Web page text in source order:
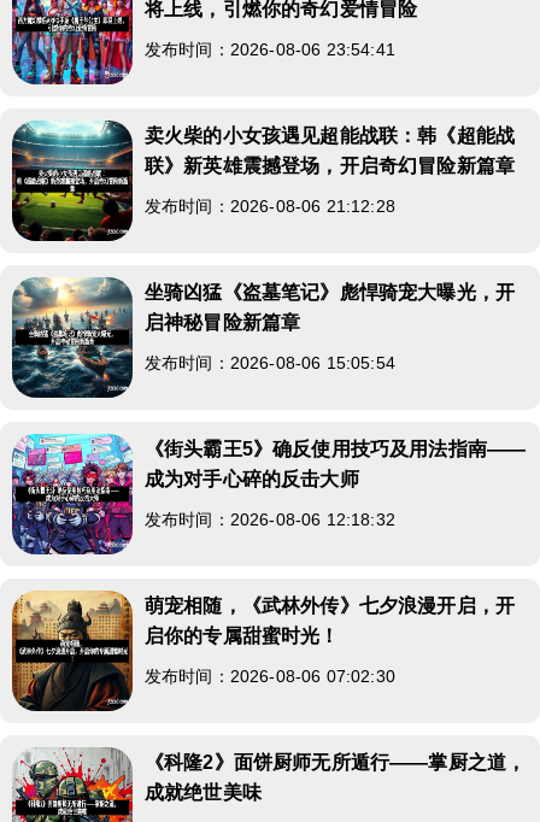
将上线，引燃你的奇幻爱情冒险
发布时间：2026-08-06 23:54:41
卖火柴的小女孩遇见超能战联：韩《超能战
联》新英雄震撼登场，开启奇幻冒险新篇章
发布时间：2026-08-06 21:12:28
坐骑凶猛《盗墓笔记》彪悍骑宠大曝光，开
启神秘冒险新篇章
发布时间：2026-08-06 15:05:54
《街头霸王5》确反使用技巧及用法指南——
成为对手心碎的反击大师
发布时间：2026-08-06 12:18:32
萌宠相随，《武林外传》七夕浪漫开启，开
启你的专属甜蜜时光！
发布时间：2026-08-06 07:02:30
《科隆2》面饼厨师无所遁行——掌厨之道，
成就绝世美味